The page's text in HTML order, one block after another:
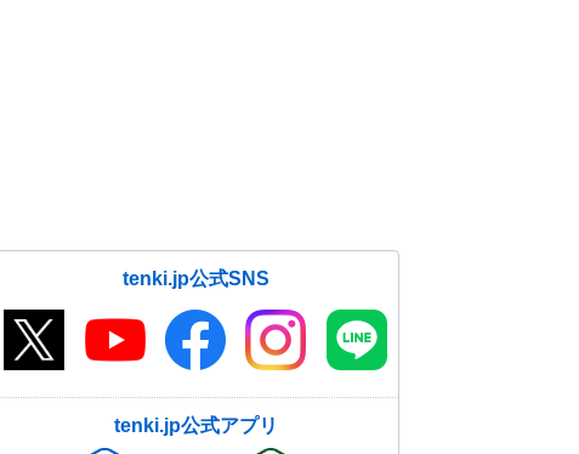
tenki.jp公式SNS
tenki.jp公式アプリ